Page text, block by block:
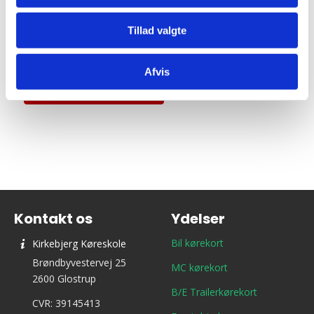
Tillad valgte
Afvis
Tilføj til kalender
Kontakt os
Kirkebjerg Køreskole
Brøndbyvestervej 25
2600 Glostrup
CVR: 39145413
Ydelser
Bil kørekort
MC kørekort
B/E Trailerkørekort